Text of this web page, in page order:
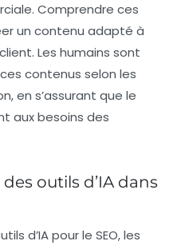
Comprendre ces
un contenu adapté à
Les humains sont
contenus selon les
en s’assurant que le
aux besoins des
outils d’IA dans
d’IA pour le SEO, les